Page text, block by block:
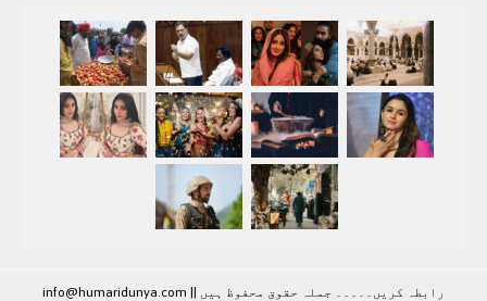
رابطہ کريں۔۔۔۔۔ جملہ حقوق محفوظ ہيں | info@humaridunya.com |